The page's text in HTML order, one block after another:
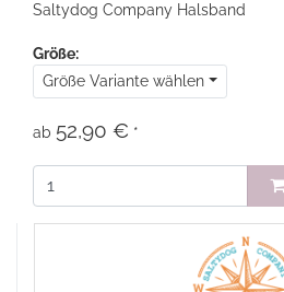
Saltydog Company Halsband
Größe:
Größe Variante wählen
ab 52,90 € *